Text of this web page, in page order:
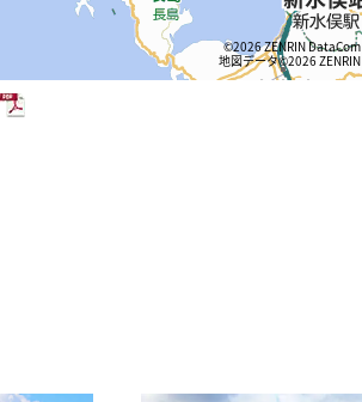
©2026 ZENRIN DataCom
地図データ©2026 ZENRIN